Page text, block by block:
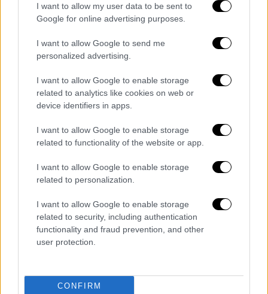
I want to allow my user data to be sent to
Google for online advertising purposes.
I want to allow Google to send me
personalized advertising.
I want to allow Google to enable storage
related to analytics like cookies on web or
device identifiers in apps.
I want to allow Google to enable storage
related to functionality of the website or app.
I want to allow Google to enable storage
related to personalization.
I want to allow Google to enable storage
related to security, including authentication
functionality and fraud prevention, and other
user protection.
CONFIRM
ανανεωμένο λογότυπο θα είναι οικείο, αλλά
παράλληλα δυναμικό, γυαλιστερό και κομψό.
Αυτές οι μικρές αλλά σημαντικές αλλαγές,
μας επέτρεψαν να επιτύχουμε οπτική
ισορροπία με μια αίσθηση κίνησης προς τα
εμπρός», δήλωσε ο Dave N, διευθυντής
σχεδιασμού στο Facebook.
Με τα χρόνια, το λογότυπο του Facebook
έχει υποστεί πολλές αλλαγές, ξεκινώντας
από ένα σήμα που είχε τετραγωνισμένες
γωνίες μέχρι το σημερινό κυκλικό σχέδιο.
Facebook has updated its logo.
pic.twitter.com/Sc0ufoAcyt
— Pop Base (@PopBase)
Διαβάστε ακόμη